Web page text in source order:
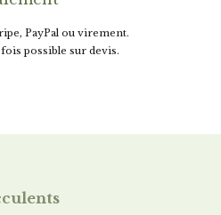
PayPal ou virement.
possible sur devis.
s